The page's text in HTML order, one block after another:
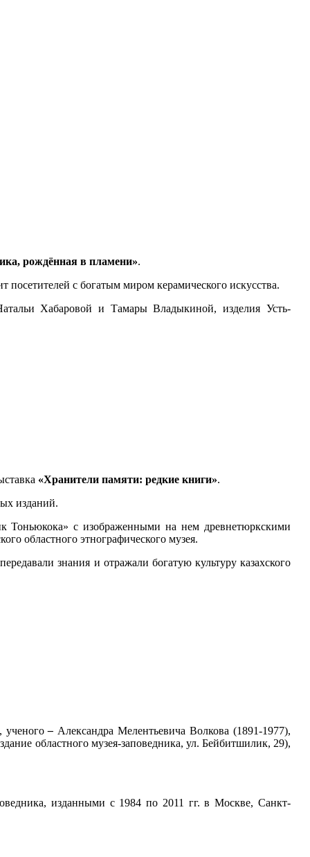
рождённая в пламени».
посетителей с богатым миром керамического искусства.
Хабаровой и Тамары Владыкиной, изделия Усть-
«Хранители памяти: редкие книги».
изданий.
Тоньюкока» с изображенными на нем древнетюркскими
областного этнографического музея.
знания и отражали богатую культуру казахского
ученого– Александра Мелентьевича Волкова (1891-1977),
областного музея-заповедника, ул. Бейбитшилик, 29),
изданными с 1984 по 2011 гг. в Москве, Санкт-